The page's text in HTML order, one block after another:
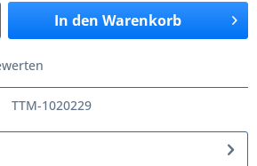
In den Warenkorb
TTM-1020229